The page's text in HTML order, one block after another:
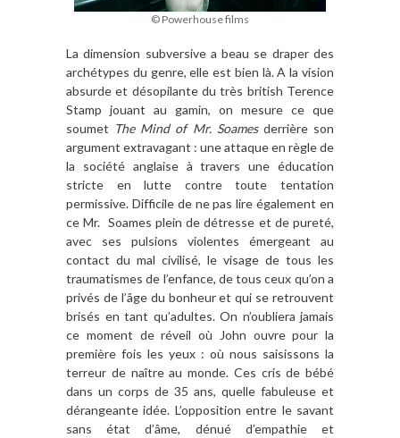
© Powerhouse films
La dimension subversive a beau se draper des
archétypes du genre, elle est bien là. A la vision
absurde et désopilante du très british Terence
Stamp jouant au gamin, on mesure ce que
soumet The Mind of Mr. Soamesderrière son
argument extravagant : une attaque en règle de
la société anglaise à travers une éducation
stricte en lutte contre toute tentation
permissive. Difficile de ne pas lire également en
ce Mr. Soames plein de détresse et de pureté,
avec ses pulsions violentes émergeant au
contact du mal civilisé, le visage de tous les
traumatismes de l’enfance, de tous ceux qu’on a
privés de l’âge du bonheur et qui se retrouvent
brisés en tant qu’adultes. On n’oubliera jamais
ce moment de réveil où John ouvre pour la
première fois les yeux : où nous saisissons la
terreur de naître au monde. Ces cris de bébé
dans un corps de 35 ans, quelle fabuleuse et
dérangeante idée. L’opposition entre le savant
sans état d’âme, dénué d’empathie et